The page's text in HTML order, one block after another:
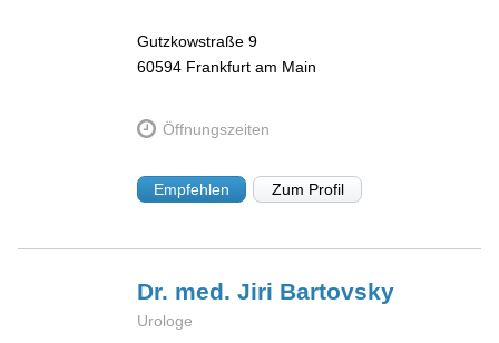
Gutzkowstraße 9
60594 Frankfurt am Main
Öffnungszeiten
Empfehlen Zum Profil
Dr. med. Jiri Bartovsky
Urologe